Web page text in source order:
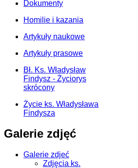
Dokumenty
Homilie i kazania
Artykuły naukowe
Artykuły prasowe
Bł. Ks. Władysław
Findysz - Życiorys
skrócony
Życie ks. Władysława
Findysza
Galerie zdjęć
Galerie zdjeć
Zdjęcia ks.